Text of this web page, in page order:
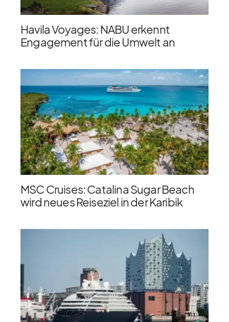
Havila Voyages: NABU erkennt
Engagement für die Umwelt an
MSC Cruises: Catalina Sugar Beach
wird neues Reiseziel in der Karibik